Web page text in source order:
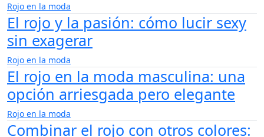
Rojo en la moda
El rojo y la pasión: cómo lucir sexy
sin exagerar
Rojo en la moda
El rojo en la moda masculina: una
opción arriesgada pero elegante
Rojo en la moda
Combinar el rojo con otros colores: